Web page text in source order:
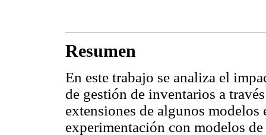
Resumen
En este trabajo se analiza el
de gestión de inventarios a
extensiones de algunos
experimentación con modelos